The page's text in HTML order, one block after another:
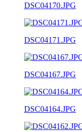
DSC04170.JPG
DSC04171.JPG
DSC04167.JPG
DSC04164.JPG